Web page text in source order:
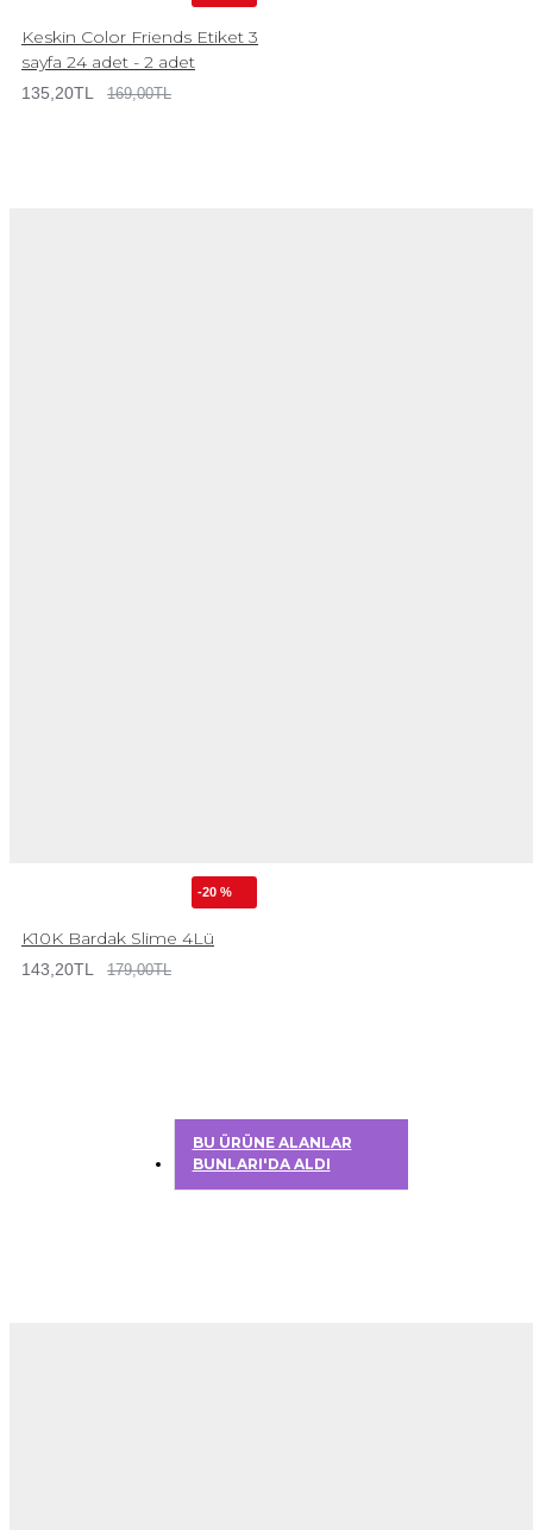
Keskin Color Friends Etiket 3
sayfa 24 adet - 2 adet
135,20TL 169,00TL
-20 %
K10K Bardak Slime 4Lü
143,20TL 179,00TL
BU ÜRÜNE ALANLAR
BUNLARI'DA ALDI